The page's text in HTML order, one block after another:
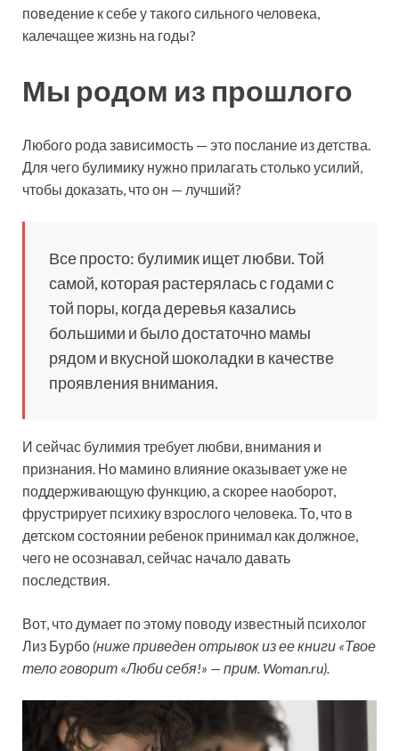
поведение к себе у такого сильного человека,
калечащее жизнь на годы?
Мы родом из прошлого
Любого рода зависимость — это послание из детства.
Для чего булимику нужно прилагать столько усилий,
чтобы доказать, что он — лучший?
Все просто: булимик ищет любви. Той
самой, которая растерялась с годами с
той поры, когда деревья казались
большими и было достаточно мамы
рядом и вкусной шоколадки в качестве
проявления внимания.
И сейчас булимия требует любви, внимания и
признания. Но мамино влияние оказывает уже не
поддерживающую функцию, а скорее наоборот,
фрустрирует психику взрослого человека. То, что в
детском состоянии ребенок принимал как должное,
чего не осознавал, сейчас начало давать
последствия.
Вот, что думает по этому поводу известный психолог
Лиз Бурбо (ниже приведен отрывок из ее книги «Твое
тело говорит «Люби себя!» — прим. Woman.ru).